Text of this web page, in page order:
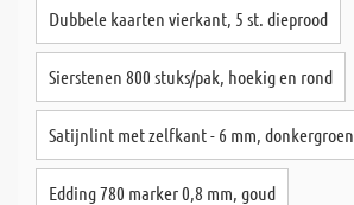
Dubbele kaarten vierkant, 5 st. dieprood
Sierstenen 800 stuks/pak, hoekig en rond
Satijnlint met zelfkant - 6 mm, donkergroen
Edding 780 marker 0,8 mm, goud